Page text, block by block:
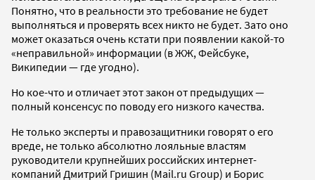
Понятно, что в реальности это требование не будет
выполняться и проверять всех никто не будет. Зато оно
может оказаться очень кстати при появлении какой-то
«неправильной» информации (в ЖЖ, Фейсбуке,
Википедии — где угодно).
Но кое-что и отличает этот закон от предыдущих —
полный консенсус по поводу его низкого качества.
Не только эксперты и правозащитники говорят о его
вреде, не только абсолютно лояльные властям
руководители крупнейших российских интернет-
компаний Дмитрий Гришин (Mail.ru Group) и Борис